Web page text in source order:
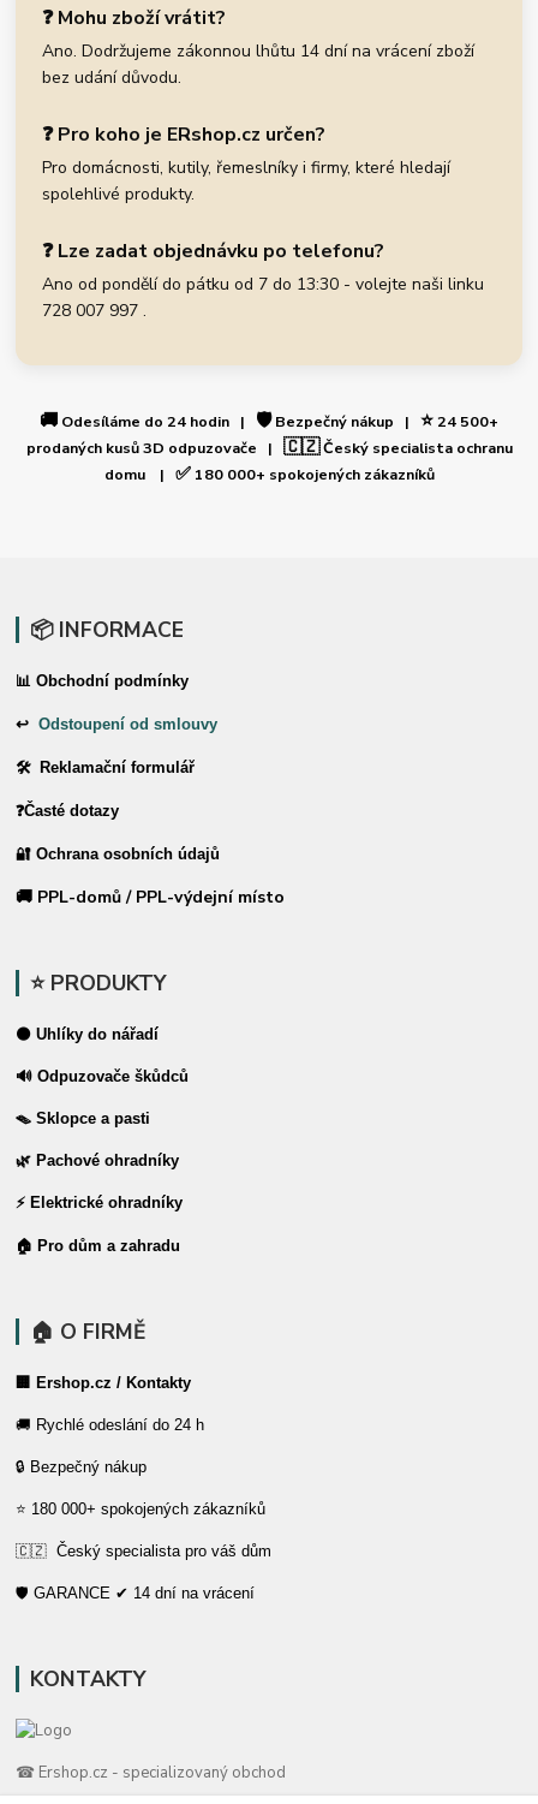
❓ Mohu zboží vrátit?
Ano. Dodržujeme zákonnou lhůtu 14 dní na vrácení zboží
bez udání důvodu.
❓ Pro koho je ERshop.cz určen?
Pro domácnosti, kutily, řemeslníky i firmy, které hledají
spolehlivé produkty.
❓ Lze zadat objednávku po telefonu?
Ano od pondělí do pátku od 7 do 13:30 - volejte naši linku
728 007 997 .
🚚 Odesíláme do 24 hodin | 🛡️Bezpečný nákup | ⭐24 500+
prodaných kusů 3D odpuzovače | 🇨🇿Český specialista ochranu
domu | ✅180 000+ spokojených zákazníků
📦 INFORMACE
📊 Obchodní podmínky
↩Odstoupení od smlouvy
🛠 Reklamační formulář
❓Časté dotazy
🔐 Ochrana osobních údajů
🚚 PPL-domů / PPL-výdejní místo
⭐ PRODUKTY
⚫ Uhlíky do nářadí
🔊 Odpuzovače škůdců
🪤 Sklopce a pasti
🌿 Pachové ohradníky
⚡ Elektrické ohradníky
🏠 Pro dům a zahradu
🏠 O FIRMĚ
🏢 Ershop.cz / Kontakty
🚚 Rychlé odeslání do 24 h
🔒 Bezpečný nákup
⭐ 180 000+ spokojených zákazníků
🇨🇿 Český specialista pro váš dům
🛡️ GARANCE ✔ 14 dní na vrácení
KONTAKTY
☎ Ershop.cz - specializovaný obchod